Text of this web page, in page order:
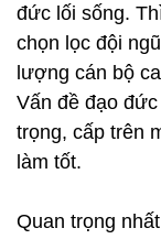
đức lối sống.
chọn lọc đội
lượng cán bộ
Vấn đề đạo
trọng, cấp trên
làm tốt.
Quan trọng